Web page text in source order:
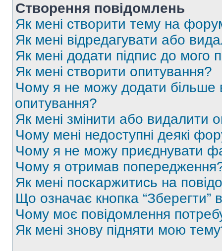
Створення повідомлень
Як мені створити тему на
Як мені відредагувати або
Як мені додати підпис до мого
Як мені створити опитування?
Чому я не можу додати більше
опитування?
Як мені змінити або видалити
Чому мені недоступні деякі
Чому я не можу приєднувати
Чому я отримав
Як мені поскаржитись на
Що означає кнопка
Чому моє повідомлення
Як мені знову підняти мою